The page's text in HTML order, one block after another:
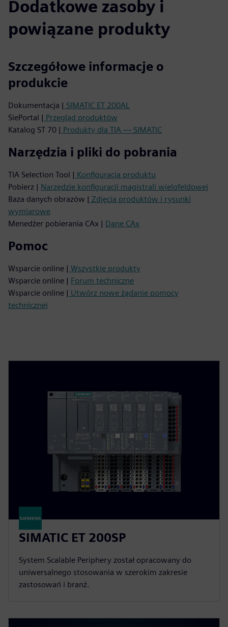
Dodatkowe zasoby i
powiązane produkty
Szczegółowe informacje o
produkcie
Dokumentacja | SIMATIC ET 200AL
SiePortal | Przegląd produktów
Katalog ST 70 | Produkty dla TIA — SIMATIC
Narzędzia i pliki do pobrania
TIA Selection Tool | Konfiguracja produktu
Pobierz | Narzędzie konfiguracji magistrali wielofeldowej
Baza danych obrazów | Zdjęcia produktów i rysunki
wymiarowe
Menedżer pobierania CAx | Dane CAx
Pomoc
Wsparcie online | Wszystkie produkty
Wsparcie online | Forum techniczne
Wsparcie online | Utwórz nowe żądanie pomocy
technicznej
SIMATIC ET 200SP
System Scalable Periphery został opracowany do
uniwersalnego stosowania w szerokim zakresie
zastosowań i branż.